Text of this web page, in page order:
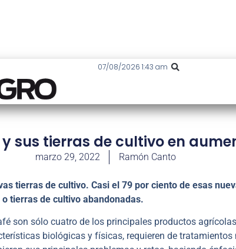
07/08/2026 1:43 am
sus tierras de cultivo en
marzo 29, 2022 Ramón Canto
tierras de cultivo. Casi el 79 por ciento de esas
tierras de cultivo abandonadas.
son sólo cuatro de los principales productos
biológicas y físicas, requieren de